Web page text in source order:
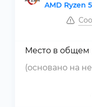
AMD Ryzen
Место в общем
(основано на